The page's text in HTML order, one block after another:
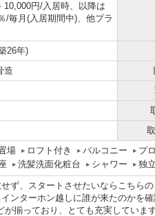
10,000円/入居時、以降は
/毎月(入居期間中)、他プラ
26年)
造
場 ロフト付き バルコニー プ
洗髪洗面化粧台 シャワー 独
ず、スタートさせたいならこちら
ンターホン越しに誰が来たのかを
が揃っており、とても充実してい